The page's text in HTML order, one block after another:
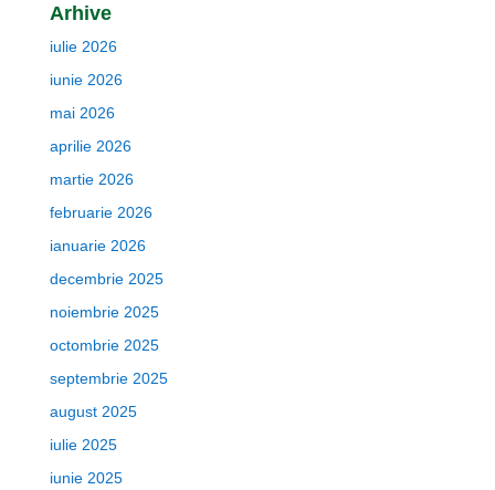
Arhive
iulie 2026
iunie 2026
mai 2026
aprilie 2026
martie 2026
februarie 2026
ianuarie 2026
decembrie 2025
noiembrie 2025
octombrie 2025
septembrie 2025
august 2025
iulie 2025
iunie 2025